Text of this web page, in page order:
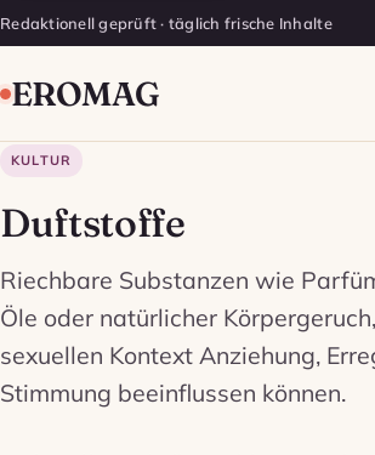
Redaktionell geprüft · täglich frische Inhalte
EROMAG
KULTUR
Duftstoffe
Riechbare Substanzen wie
Öle oder natürlicher
sexuellen Kontext Anziehung,
Stimmung beeinflussen können.